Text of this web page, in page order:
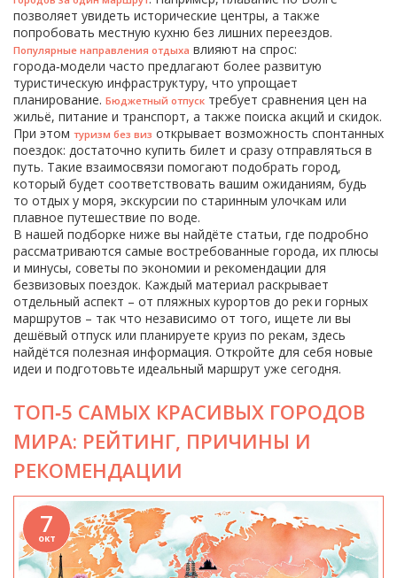
позволяет увидеть исторические центры, а также
попробовать местную кухню без лишних переездов.
Популярные направления отдыха влияют на спрос:
города‑модели часто предлагают более развитую
туристическую инфраструктуру, что упрощает
планирование. Бюджетный отпуск требует сравнения цен на
жильё, питание и транспорт, а также поиска акций и скидок.
При этом туризм без виз открывает возможность спонтанных
поездок: достаточно купить билет и сразу отправляться в
путь. Такие взаимосвязи помогают подобрать город,
который будет соответствовать вашим ожиданиям, будь
то отдых у моря, экскурсии по старинным улочкам или
плавное путешествие по воде.
В нашей подборке ниже вы найдёте статьи, где подробно
рассматриваются самые востребованные города, их плюсы
и минусы, советы по экономии и рекомендации для
безвизовых поездок. Каждый материал раскрывает
отдельный аспект – от пляжных курортов до рек и горных
маршрутов – так что независимо от того, ищете ли вы
дешёвый отпуск или планируете круиз по рекам, здесь
найдётся полезная информация. Откройте для себя новые
идеи и подготовьте идеальный маршрут уже сегодня.
ТОП‑5 САМЫХ КРАСИВЫХ ГОРОДОВ
МИРА: РЕЙТИНГ, ПРИЧИНЫ И
РЕКОМЕНДАЦИИ
7
окт